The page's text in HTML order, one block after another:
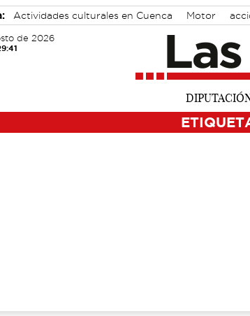
Actividades culturales en Cuenca Motor
de 2026